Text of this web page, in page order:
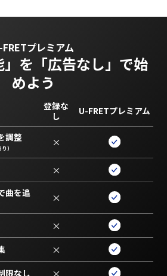
FRETプレミアム
」を 「広告なし」で始
めよう
登録な
し
U-FRETプレミアム
調整
） ×
×
曲を追
×
×
×
限なし ×